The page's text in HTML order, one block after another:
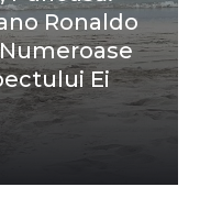
Ronaldo
Ei